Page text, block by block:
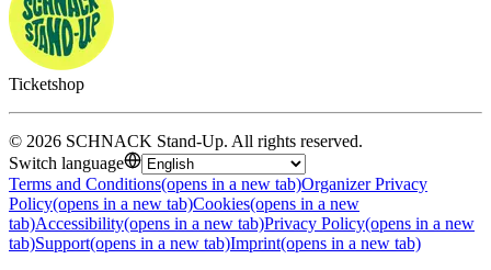
Ticketshop
© 2026 SCHNACK Stand-Up. All rights reserved.
Switch language
Terms and Conditions(opens in a new tab)Organizer Privacy
Policy(opens in a new tab)Cookies(opens in a new
tab)Accessibility(opens in a new tab)Privacy Policy(opens in a new
tab)Support(opens in a new tab)Imprint(opens in a new tab)